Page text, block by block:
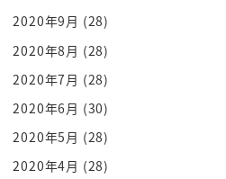
今回の石破さんに関しては
出した総理大臣でしたけども
の総選挙でだいぶ弱まりまし
よ はい ただねこのユンソ
スタートからそうなんです
野党が過半数取ってて 弱々
2020年9月 (28)
2020年8月 (28)
2020年7月 (28)
2020年6月 (30)
2020年5月 (28)
2020年4月 (28)